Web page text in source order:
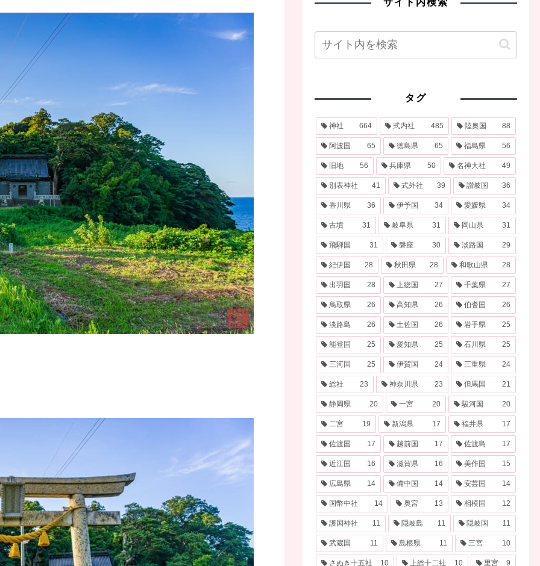
タグ
神社 664 式内社 485 陸奥国 88
阿波国 65 徳島県 65 福島県 56
旧地 56 兵庫県 50 名神大社 49
別表神社 41 式外社 39 讃岐国 36
香川県 36 伊予国 34 愛媛県 34
古墳 31 岐阜県 31 岡山県 31
飛騨国 31 磐座 30 淡路国 29
紀伊国 28 秋田県 28 和歌山県 28
出羽国 28 上総国 27 千葉県 27
鳥取県 26 高知県 26 伯耆国 26
淡路島 26 土佐国 26 岩手県 25
能登国 25 愛知県 25 石川県 25
三河国 25 伊賀国 24 三重県 24
総社 23 神奈川県 23 但馬国 21
静岡県 20 一宮 20 駿河国 20
二宮 19 新潟県 17 福井県 17
佐渡国 17 越前国 17 佐渡島 17
近江国 16 滋賀県 16 美作国 15
広島県 14 備中国 14 安芸国 14
国幣中社 14 奥宮 13 相模国 12
護国神社 11 隠岐島 11 隠岐国 11
武蔵国 11 島根県 11 三宮 10
さぬき十五社 10 上総十二社 10 里宮 9